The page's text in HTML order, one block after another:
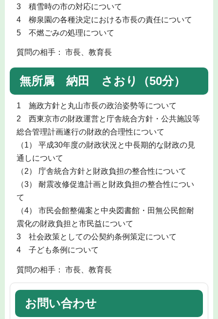
3 積雪時の市の対応について
4 柳泉園の各種決定における市長の責任について
5 不燃ごみの処理について
質問の相手： 市長、教育長
無所属 納田 さおり（50分）
1 施政方針と丸山市長の政治姿勢等について
2 西東京市の財政運営と庁舎統合方針・公共施設等
総合管理計画遂行の財政的合理性について
（1） 平成30年度の財政状況と中長期的な財政の見
通しについて
（2） 庁舎統合方針と財政負担の整合性について
（3） 耐震改修促進計画と財政負担の整合性につい
て
（4） 市民会館整備案と中央図書館・田無公民館耐
震化の財政負担と市民益について
3 社会政策としての公契約条例策定について
4 子ども条例について
質問の相手： 市長、教育長
お問い合わせ